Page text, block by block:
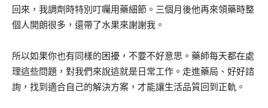
回來，我調劑時特別叮囑用藥細節。三個月後他再來領藥時整
個人開朗很多，還帶了水果來謝謝我。
所以如果你也有同樣的困擾，不要不好意思。藥師每天都在處
理這些問題，對我們來說這就是日常工作。走進藥局、好好諮
詢，找到適合自己的解決方案，才能讓生活品質回到正軌。